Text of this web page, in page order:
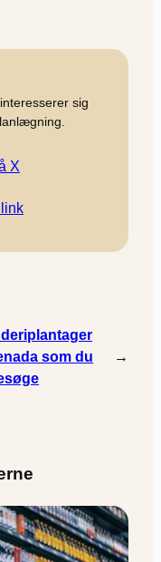
sig
X
som du
→